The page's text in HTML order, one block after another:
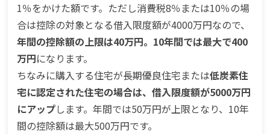
1％をかけた額です。ただし消費税8％または10％の場
合は控除の対象となる借入限度額が4000万円なので、
年間の控除額の上限は40万円。10年間では最大で400
万円になります。
ちなみに購入する住宅が長期優良住宅または低炭素住
宅に認定された住宅の場合は、借入限度額が5000万円
にアップします。年間では50万円が上限となり、10年
間の控除額は最大500万円です。